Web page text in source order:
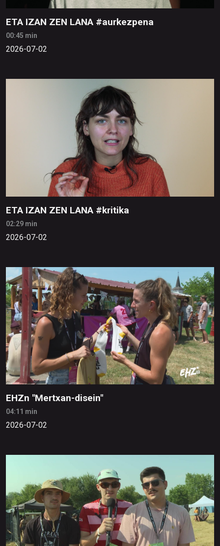
ETA IZAN ZEN LANA #aurkezpena
00:45 min
2026-07-02
ETA IZAN ZEN LANA #kritika
02:29 min
2026-07-02
EHZn "Mertxan-disein"
04:11 min
2026-07-02